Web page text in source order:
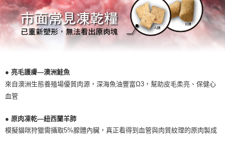
● 亮毛護膚—澳洲鮭魚
來自澳洲生態養殖場優質肉源，深海魚油豐富Ω3，幫助皮毛柔亮、保健心
血管
● 原肉凍乾—紐西蘭羊肺
模擬貓咪狩獵需攝取5%腺體內臟，真正看得到血管與肉質紋理的原肉製成